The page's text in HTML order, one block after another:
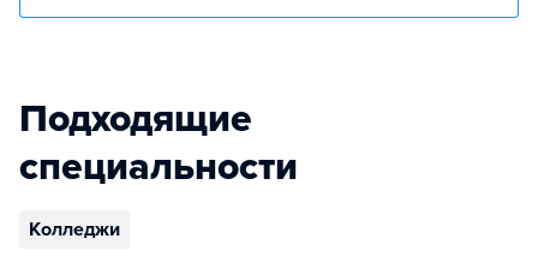
Подходящие
специальности
Колледжи